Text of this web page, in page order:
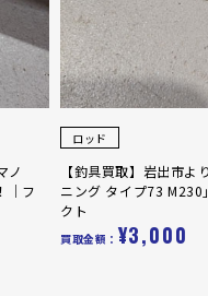
ノ
｜フ
ロッド
【釣具買取】岩出市
ニング タイプ73 M230
クト
買取金額： ¥3,000